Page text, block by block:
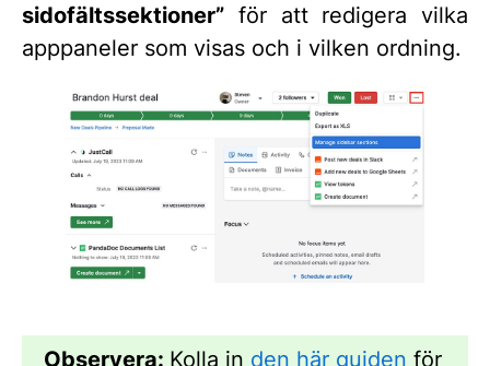
sidofältssektioner” för att redigera vilka
apppaneler som visas och i vilken ordning.
Observera: Kolla in den här guiden för